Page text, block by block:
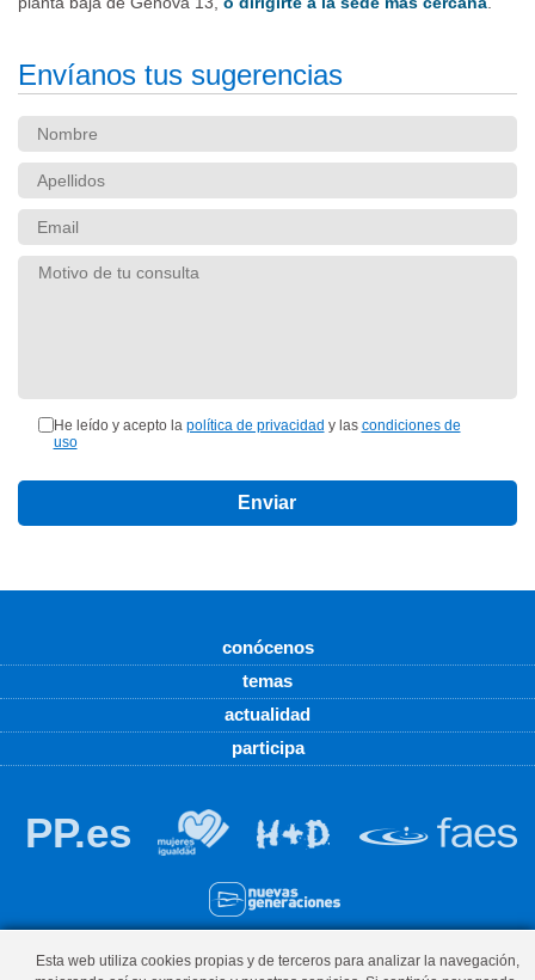
Esta web utiliza cookies propias y de terceros para analizar la navegación,
Envíanos tus sugerencias
He leído y acepto la política de privacidad y las condiciones de
uso
conócenos
temas
actualidad
participa
PP.es
© Partido Popular - C/ Manuel Pedregal 11 1º, 33001, Cangas del